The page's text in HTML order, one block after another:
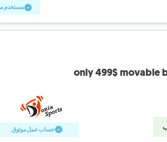
مستخدم
only 499$ movable
حساب عمل موثوق